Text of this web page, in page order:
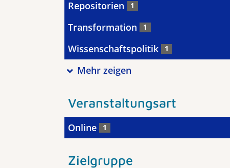
Repositorien 1
Transformation 1
Wissenschaftspolitik 1
Mehr zeigen
Veranstaltungsart
Online 1
Zielgruppe